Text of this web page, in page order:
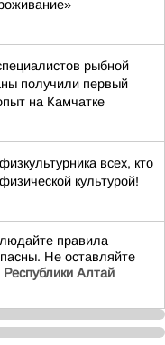
рыбной
получили первый
на Камчатке
всех, кто
культурой!
правила
Не оставляйте
Алтай